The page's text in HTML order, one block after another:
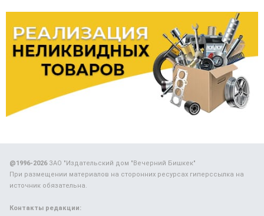
@1996-2026ЗАО "Издательский дом "Вечерний Бишкек"
При размещении материалов на сторонних ресурсах гиперссылка на
источник обязательна.
Контакты редакции: